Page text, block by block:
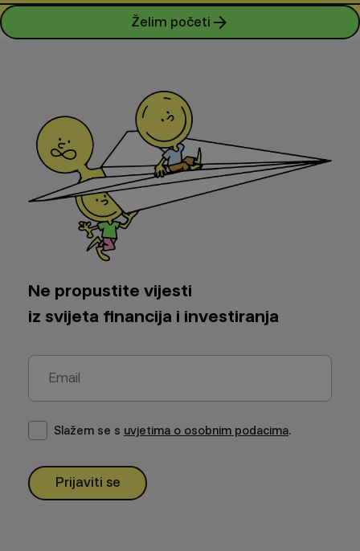
Želim početi arrow_forward
Ne propustite vijesti
iz svijeta financija i investiranja
Slažem se s uvjetima o osobnim podacima.
Prijaviti se